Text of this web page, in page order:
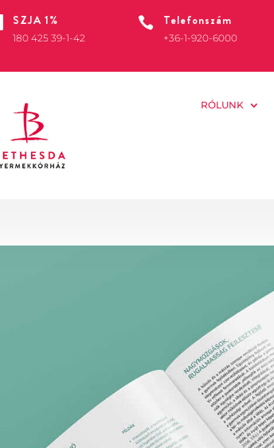
SZJA 1%
180 425 39-1-42
 Telefonszám
+36-1-920-6000
RÓLUNK